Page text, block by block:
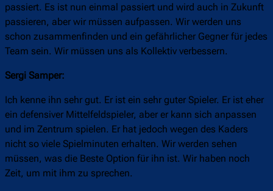
passiert. Es ist nun einmal passiert und wird auch in Zukunft
passieren, aber wir müssen aufpassen. Wir werden uns
schon zusammenfinden und ein gefährlicher Gegner für jedes
Team sein. Wir müssen uns als Kollektiv verbessern.
Sergi Samper:
Ich kenne ihn sehr gut. Er ist ein sehr guter Spieler. Er ist eher
ein defensiver Mittelfeldspieler, aber er kann sich anpassen
und im Zentrum spielen. Er hat jedoch wegen des Kaders
nicht so viele Spielminuten erhalten. Wir werden sehen
müssen, was die Beste Option für ihn ist. Wir haben noch
Zeit, um mit ihm zu sprechen.